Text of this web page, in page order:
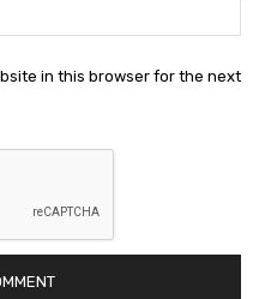
in this browser for the next